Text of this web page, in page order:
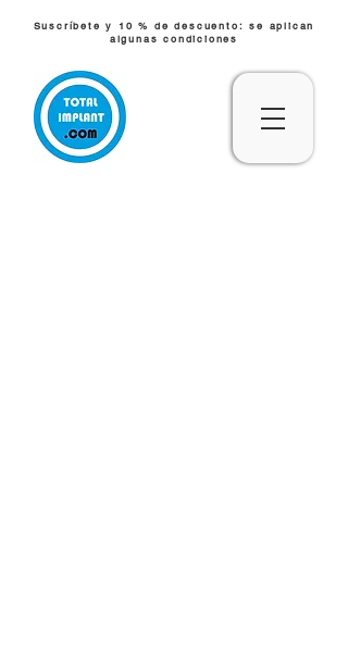
Suscríbete y 10 % de descuento: se aplican
algunas condiciones